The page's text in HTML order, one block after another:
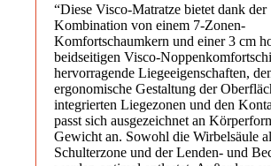
“Diese Visco-Matratze bietet dank der
Kombination von einem 7-Zonen-
Komfortschaumkern und einer 3 cm
beidseitigen Visco-
hervorragende Liegeeigenschaften,
ergonomische Gestaltung der
integrierten Liegezonen und den
passt sich ausgezeichnet an
Gewicht an. Sowohl die Wirbelsäule
Schulterzone und der Lenden- und